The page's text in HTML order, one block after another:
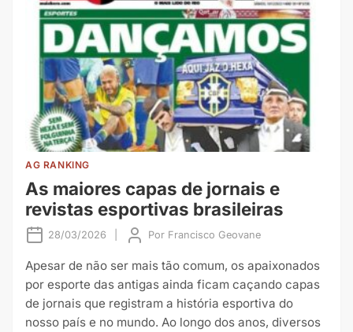
AG RANKING
As maiores capas de jornais e
revistas esportivas brasileiras
28/03/2026 Por Francisco Geovane
Apesar de não ser mais tão comum, os apaixonados
por esporte das antigas ainda ficam caçando capas
de jornais que registram a história esportiva do
nosso país e no mundo. Ao longo dos anos, diversos